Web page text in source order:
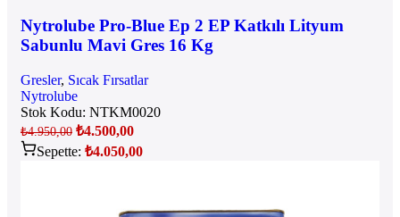
Nytrolube Pro-Blue Ep 2 EP Katkılı Lityum
Sabunlu Mavi Gres 16 Kg
Gresler, Sıcak Fırsatlar
Nytrolube
Stok Kodu: NTKM0020
₺4.950,00 ₺4.500,00
Sepette: ₺4.050,00